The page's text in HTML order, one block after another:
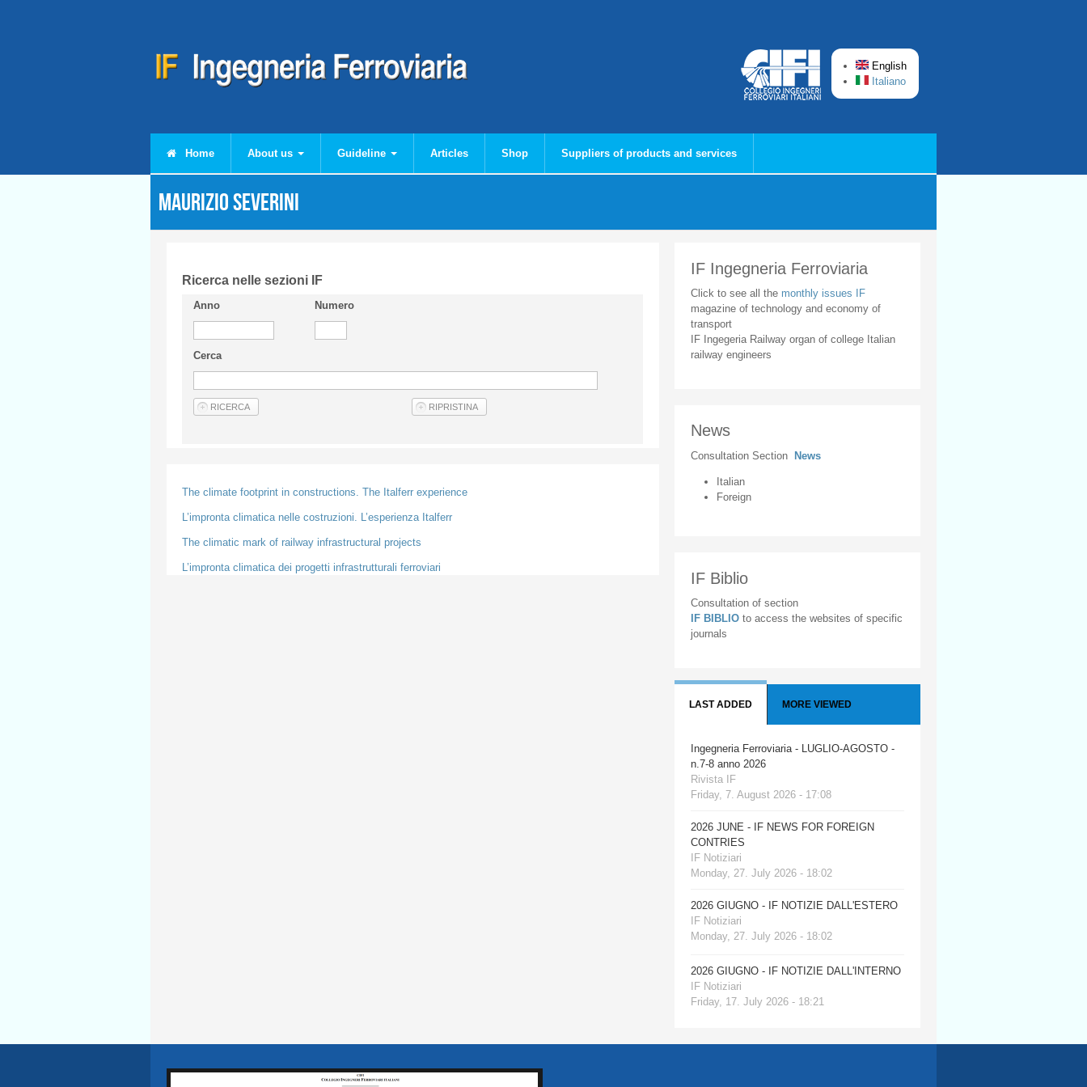
English
Italiano
Home About us Guideline Articles Shop Suppliers of products and services
Maurizio SEVERINI
Ricerca nelle sezioni IF
Anno Numero
Cerca
The climate footprint in constructions. The Italferr experience
L’impronta climatica nelle costruzioni. L’esperienza Italferr
The climatic mark of railway infrastructural projects
L’impronta climatica dei progetti infrastrutturali ferroviari
IF Ingegneria Ferroviaria
Click to see all the monthly issues IF
magazine of technology and economy of
transport
IF Ingegeria Railway organ of college Italian
railway engineers
News
Consultation Section News
Italian
Foreign
IF Biblio
Consultation of section
IF BIBLIO to access the websites of specific
journals
LAST ADDED MORE VIEWED
Ingegneria Ferroviaria - LUGLIO-AGOSTO -
n.7-8 anno 2026
Rivista IF
Friday, 7. August 2026 - 17:08
2026 JUNE - IF NEWS FOR FOREIGN
CONTRIES
IF Notiziari
Monday, 27. July 2026 - 18:02
2026 GIUGNO - IF NOTIZIE DALL'ESTERO
IF Notiziari
Monday, 27. July 2026 - 18:02
2026 GIUGNO - IF NOTIZIE DALL'INTERNO
IF Notiziari
Friday, 17. July 2026 - 18:21